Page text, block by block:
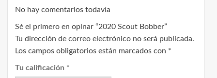
No hay comentarios todavía
Sé el primero en opinar “2020 Scout Bobber”
Tu dirección de correo electrónico no será publicada.
Los campos obligatorios están marcados con *
Tu calificación *